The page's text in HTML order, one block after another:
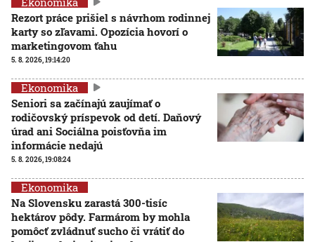
Rezort práce prišiel s návrhom rodinnej
karty so zľavami. Opozícia hovorí o
marketingovom ťahu
5. 8. 2026, 19:14:20
Ekonomika
Seniori sa začínajú zaujímať o
rodičovský príspevok od detí. Daňový
úrad ani Sociálna poisťovňa im
informácie nedajú
5. 8. 2026, 19:08:24
Ekonomika
Na Slovensku zarastá 300-tisíc
hektárov pôdy. Farmárom by mohla
pomôcť zvládnuť sucho či vrátiť do